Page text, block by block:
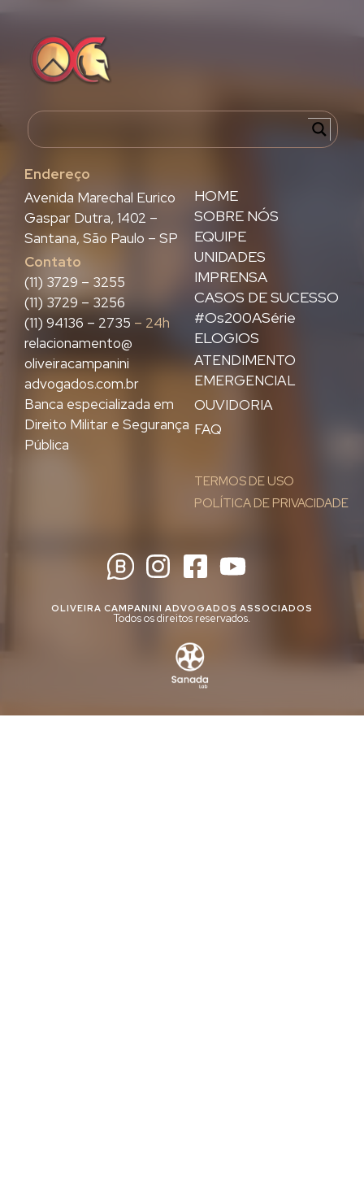
Endereço
HOME
SOBRE NÓS
EQUIPE
UNIDADES
IMPRENSA
CASOS DE SUCESSO
#Os200ASérie
ELOGIOS
ATENDIMENTO
EMERGENCIAL
OUVIDORIA
FAQ
TERMOS DE USO
POLÍTICA DE PRIVACIDADE
Avenida Marechal Eurico
Gaspar Dutra, 1402 –
Santana, São Paulo – SP
Contato
(11) 3729 – 3255
(11) 3729 – 3256
(11) 94136 – 2735 – 24h
relacionamento@
oliveiracampanini
advogados.com.br
Banca especializada em
Direito Militar e Segurança
Pública
OLIVEIRA CAMPANINI ADVOGADOS ASSOCIADOS
Todos os direitos reservados.